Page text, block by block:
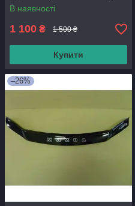
В наявності
1 100 ₴ 1 500 ₴
Купити
–26%